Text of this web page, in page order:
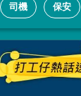
司機 保安